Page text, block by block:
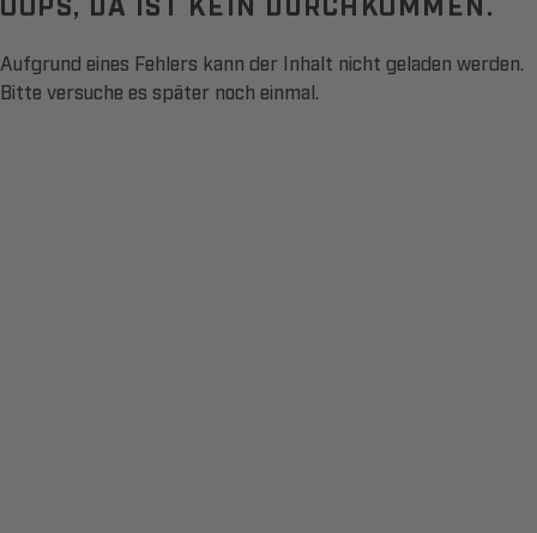
Aufgrund eines Fehlers kann der Inhalt nicht geladen werden.
Bitte versuche es später noch einmal.